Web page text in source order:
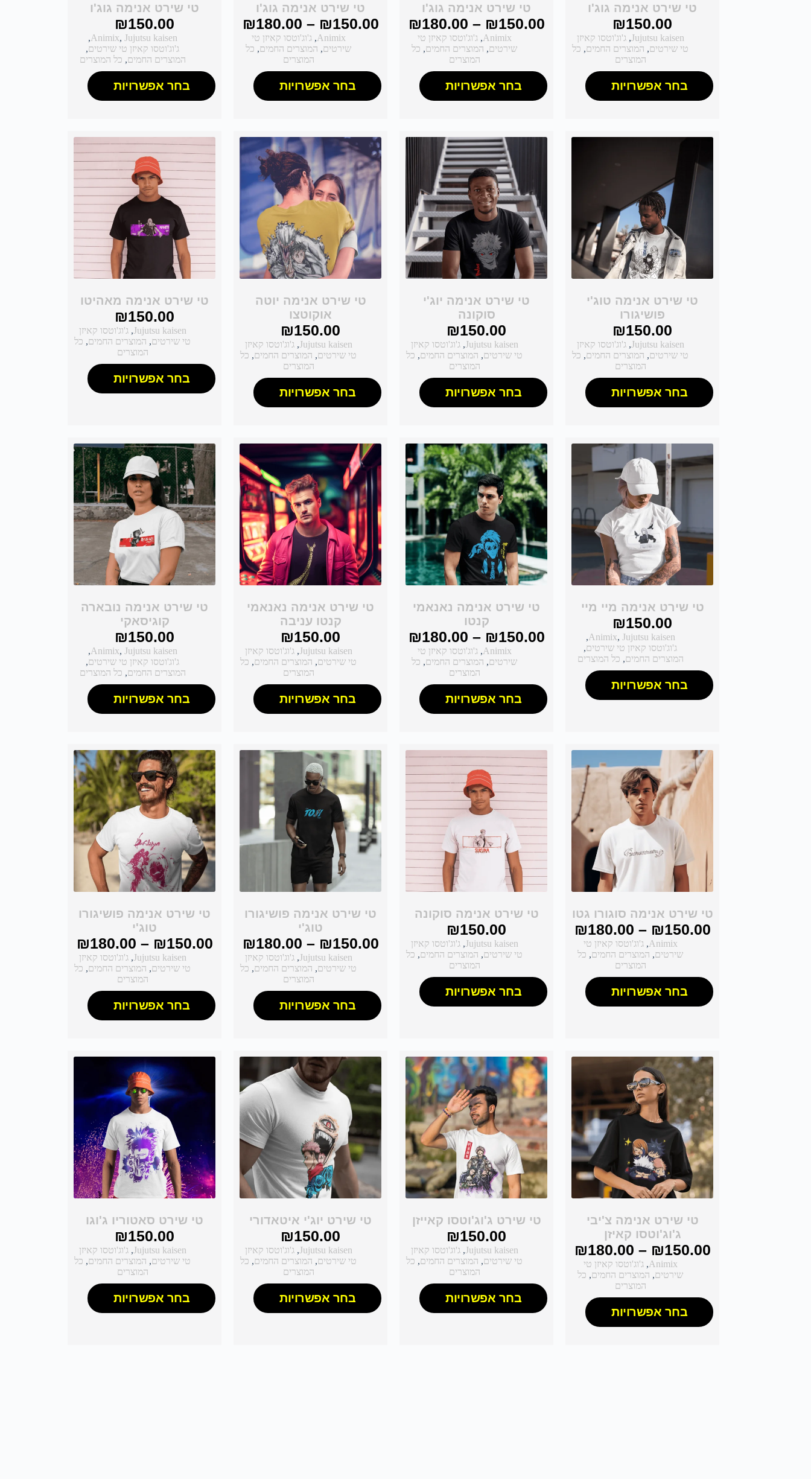
טי שירט אנימה גוג'ו
₪150.00
Jujutsu kaisen
,ג'וג'וטסו קאיזן
טי שירטים, המוצרים החמים, כל
המוצרים
בחר אפשרויות
טי שירט אנימה גוג'ו
₪150.00
–
₪180.00
Animix
,ג'וג'וטסו קאיזן טי
שירטים, המוצרים החמים, כל
המוצרים
בחר אפשרויות
טי שירט אנימה גוג'ו
₪150.00
–
₪180.00
Animix
,ג'וג'וטסו קאיזן טי
שירטים, המוצרים החמים, כל
המוצרים
בחר אפשרויות
טי שירט אנימה גוג'ו
₪150.00
Animix, Jujutsu kaisen
,
ג'וג'וטסו קאיזן טי שירטים,
המוצרים החמים, כל המוצרים
בחר אפשרויות
טי שירט אנימה טוג'י
פושיגורו
₪150.00
Jujutsu kaisen
,ג'וג'וטסו קאיזן
טי שירטים, המוצרים החמים, כל
המוצרים
בחר אפשרויות
טי שירט אנימה יוג'י
סוקונה
₪150.00
Jujutsu kaisen
,ג'וג'וטסו קאיזן
טי שירטים, המוצרים החמים, כל
המוצרים
בחר אפשרויות
טי שירט אנימה יוטה
אוקוטצו
₪150.00
Jujutsu kaisen
,ג'וג'וטסו קאיזן
טי שירטים, המוצרים החמים, כל
המוצרים
בחר אפשרויות
טי שירט אנימה מאהיטו
₪150.00
Jujutsu kaisen
,ג'וג'וטסו קאיזן
טי שירטים, המוצרים החמים, כל
המוצרים
בחר אפשרויות
טי שירט אנימה מיי מיי
₪150.00
Animix, Jujutsu kaisen
,
ג'וג'וטסו קאיזן טי שירטים,
המוצרים החמים, כל המוצרים
בחר אפשרויות
טי שירט אנימה נאנאמי
קנטו
₪150.00
–
₪180.00
Animix
,ג'וג'וטסו קאיזן טי
שירטים, המוצרים החמים, כל
המוצרים
בחר אפשרויות
טי שירט אנימה נאנאמי
קנטו עניבה
₪150.00
Jujutsu kaisen
,ג'וג'וטסו קאיזן
טי שירטים, המוצרים החמים, כל
המוצרים
בחר אפשרויות
טי שירט אנימה נובארה
קוגיסאקי
₪150.00
Animix, Jujutsu kaisen
,
ג'וג'וטסו קאיזן טי שירטים,
המוצרים החמים, כל המוצרים
בחר אפשרויות
טי שירט אנימה סוגורו גטו
₪150.00
–
₪180.00
Animix
,ג'וג'וטסו קאיזן טי
שירטים, המוצרים החמים, כל
המוצרים
בחר אפשרויות
טי שירט אנימה סוקונה
₪150.00
Jujutsu kaisen
,ג'וג'וטסו קאיזן
טי שירטים, המוצרים החמים, כל
המוצרים
בחר אפשרויות
טי שירט אנימה פושיגורו
טוג'י
₪150.00
–
₪180.00
Jujutsu kaisen
,ג'וג'וטסו קאיזן
טי שירטים, המוצרים החמים, כל
המוצרים
בחר אפשרויות
טי שירט אנימה פושיגורו
טוג'י
₪150.00
–
₪180.00
Jujutsu kaisen
,ג'וג'וטסו קאיזן
טי שירטים, המוצרים החמים, כל
המוצרים
בחר אפשרויות
טי שירט אנימה צ'יבי
ג'וג'וטסו קאיזן
₪150.00
–
₪180.00
Animix
,ג'וג'וטסו קאיזן טי
שירטים, המוצרים החמים, כל
המוצרים
בחר אפשרויות
טי שירט ג'וג'וטסו קאייזן
₪150.00
Jujutsu kaisen
,ג'וג'וטסו קאיזן
טי שירטים, המוצרים החמים, כל
המוצרים
בחר אפשרויות
טי שירט יוג'י איטאדורי
₪150.00
Jujutsu kaisen
,ג'וג'וטסו קאיזן
טי שירטים, המוצרים החמים, כל
המוצרים
בחר אפשרויות
טי שירט סאטוריו ג'וגו
₪150.00
Jujutsu kaisen
,ג'וג'וטסו קאיזן
טי שירטים, המוצרים החמים, כל
המוצרים
בחר אפשרויות